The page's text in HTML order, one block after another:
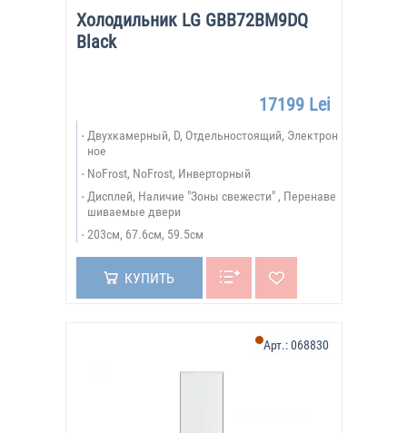
Холодильник LG GBB72BM9DQ
Black
17199 Lei
Двухкамерный, D, Отдельностоящий, Электрон
ное
NoFrost, NoFrost, Инверторный
Дисплей, Наличие "Зоны свежести" , Перенаве
шиваемые двери
203см, 67.6см, 59.5см
КУПИТЬ
Арт.:068830